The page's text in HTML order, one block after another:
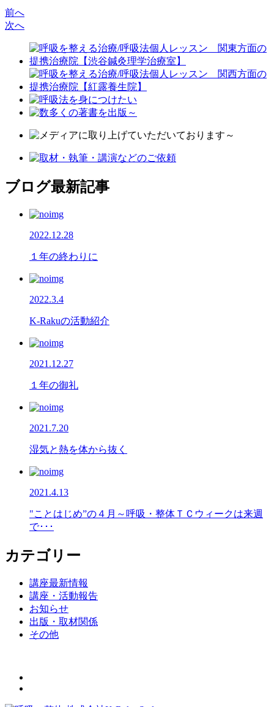
前へ
次へ
ブログ最新記事
2022.12.28
１年の終わりに
2022.3.4
K-Rakuの活動紹介
2021.12.27
１年の御礼
2021.7.20
湿気と熱を体から抜く
2021.4.13
"ことはじめ”の４月～呼吸・整体ＴＣウィークは来週
で･･･
カテゴリー
講座最新情報
講座・活動報告
お知らせ
出版・取材関係
その他